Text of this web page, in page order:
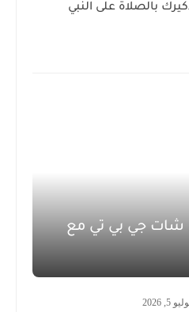
بالصلاة على النبي
شات جي بي تي مع
5, 2026